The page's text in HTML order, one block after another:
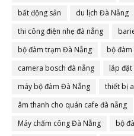
bất động sản
du lịch Đà Nẵng
thi công điện nhẹ đà nẵng
bộ đàm trạm Đà Nẵng
bộ
camera bosch đà nẵng
lắp
máy bộ đàm Đà Nẵng
thiết bị
âm thanh cho quán cafe đà nẵng
Máy chấm công Đà Nẵng
bộ